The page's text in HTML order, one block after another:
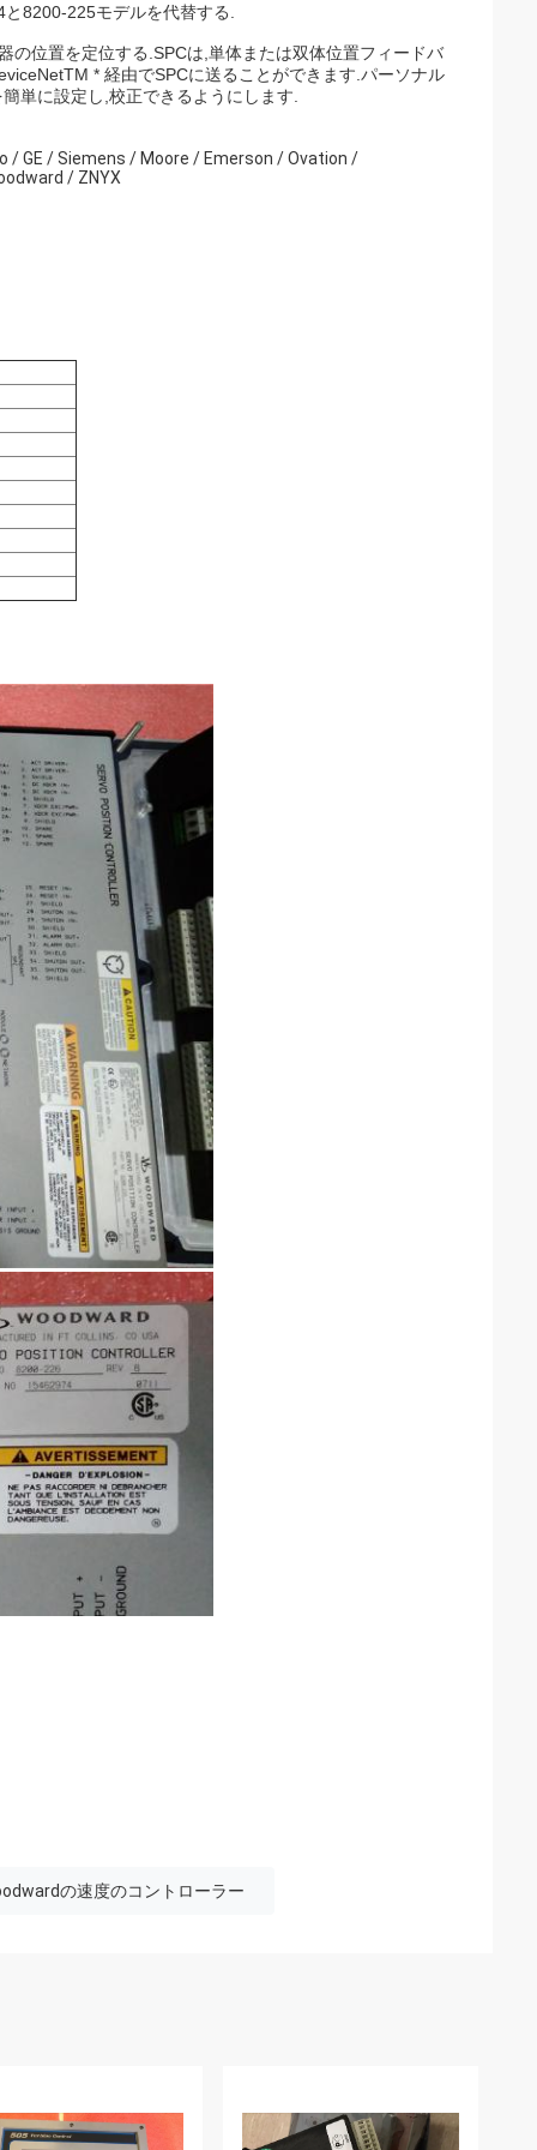
8200-225モデルを代替する.
の位置を定位する.SPCは,単体または双体位置フィードバ
* 経由でSPCに送ることができます.パーソナル
単に設定し,校正できるようにします.
/ GE / Siemens / Moore / Emerson / Ovation /
/ ZNYX
の速度のコントローラー